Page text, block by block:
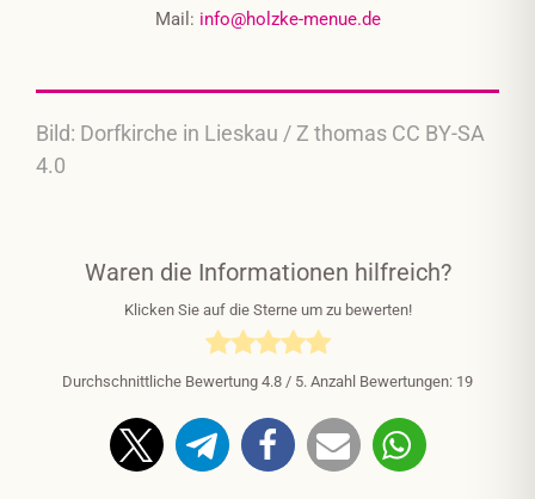
Mail: info@holzke-menue.de
Bild: Dorfkirche in Lieskau / Z thomas CC BY-SA
4.0
Waren die Informationen hilfreich?
Klicken Sie auf die Sterne um zu bewerten!
Durchschnittliche Bewertung 4.8 / 5. Anzahl Bewertungen: 19